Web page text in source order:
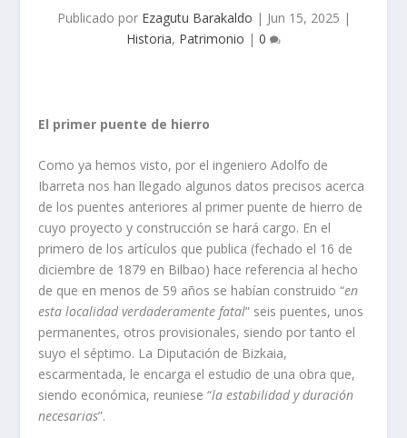
Publicado por Ezagutu Barakaldo | Jun 15, 2025 |
Historia, Patrimonio | 0
El primer puente de hierro
Como ya hemos visto, por el ingeniero Adolfo de
Ibarreta nos han llegado algunos datos precisos acerca
de los puentes anteriores al primer puente de hierro de
cuyo proyecto y construcción se hará cargo. En el
primero de los artículos que publica (fechado el 16 de
diciembre de 1879 en Bilbao) hace referencia al hecho
de que en menos de 59 años se habían construido “en
esta localidad verdaderamente fatal” seis puentes, unos
permanentes, otros provisionales, siendo por tanto el
suyo el séptimo. La Diputación de Bizkaia,
escarmentada, le encarga el estudio de una obra que,
siendo económica, reuniese “la estabilidad y duración
necesarias”.